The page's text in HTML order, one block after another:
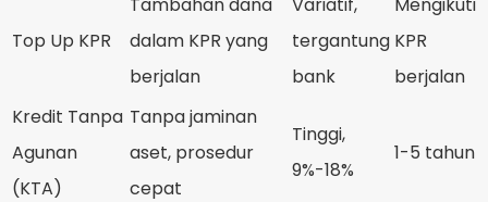
Top Up KPR
dalam KPR yang
berjalan
tergantung
bank
KPR
berjalan
Kredit Tanpa
Agunan
(KTA)
Tanpa jaminan
aset, prosedur
cepat
Tinggi,
9%-18%
1-5 tahun